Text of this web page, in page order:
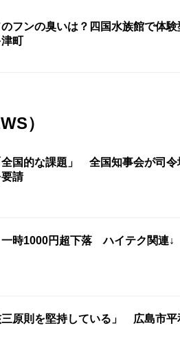
フンの臭いは？四国水族館で体
町
）
国的な課題」 全国知事会が司令
請
時1000円超下落 ハイテク関連
原則を堅持している」 広島市平